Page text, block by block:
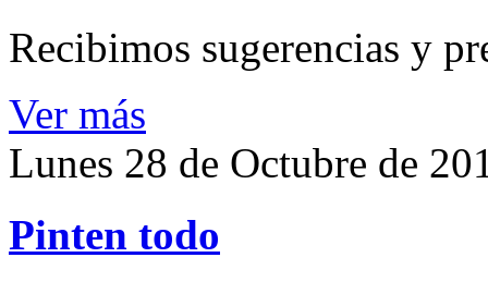
Recibimos sugerencias y
Ver más
Lunes 28 de Octubre de
Pinten todo